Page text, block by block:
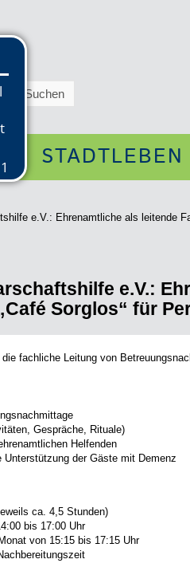
STADTLEBEN
e.V.: Ehrenamtliche als leitende
e.V.:
Sorglos“ für
fachliche Leitung von
Gespräche, Rituale)
Helfenden
Unterstützung der Gäste mit Demenz
ca. 4,5 Stunden)
bis 17:00 Uhr
von 15:15 bis 17:15 Uhr